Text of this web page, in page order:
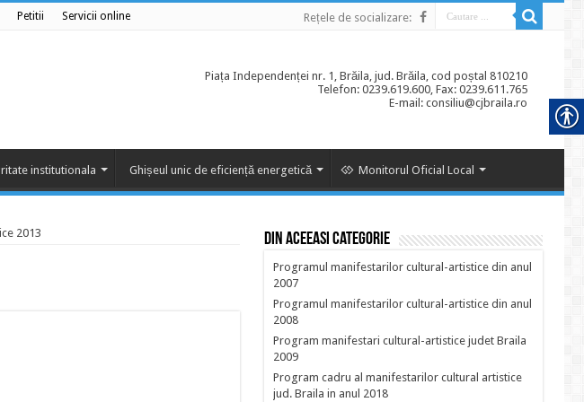
Petitii Servicii online Rețele de socializare:
Piața Independenței nr. 1, Brăila, jud. Brăila, cod poștal 810210
Telefon: 0239.619.600, Fax: 0239.611.765
E-mail: consiliu@cjbraila.ro
institutionala Ghișeul unic de eficiență energetică Monitorul Oficial Local
2013 Din aceeasi categorie
Programul manifestarilor cultural-artistice din anul
2007
Programul manifestarilor cultural-artistice din anul
2008
Program manifestari cultural-artistice judet Braila
2009
Program cadru al manifestarilor cultural artistice
jud. Braila in anul 2018